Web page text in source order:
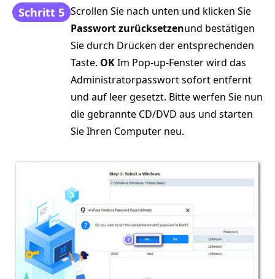
Schritt 5 Scrollen Sie nach unten und klicken Sie
Passwort zurücksetzenund bestätigen
Sie durch Drücken der entsprechenden
Taste. OKIm Pop-up-Fenster wird das
Administratorpasswort sofort entfernt
und auf leer gesetzt. Bitte werfen Sie nun
die gebrannte CD/DVD aus und starten
Sie Ihren Computer neu.